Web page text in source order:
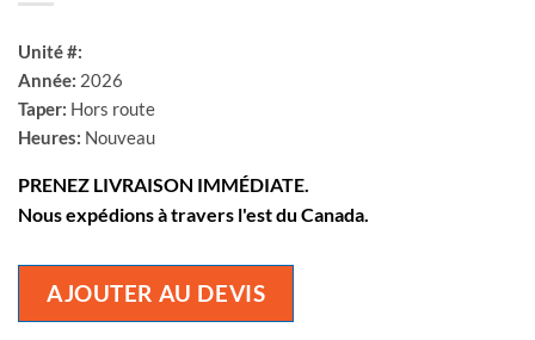
Unité #:
Année: 2026
Taper: Hors route
Heures: Nouveau
PRENEZ LIVRAISON IMMÉDIATE.
Nous expédions à travers l'est du Canada.
AJOUTER AU DEVIS